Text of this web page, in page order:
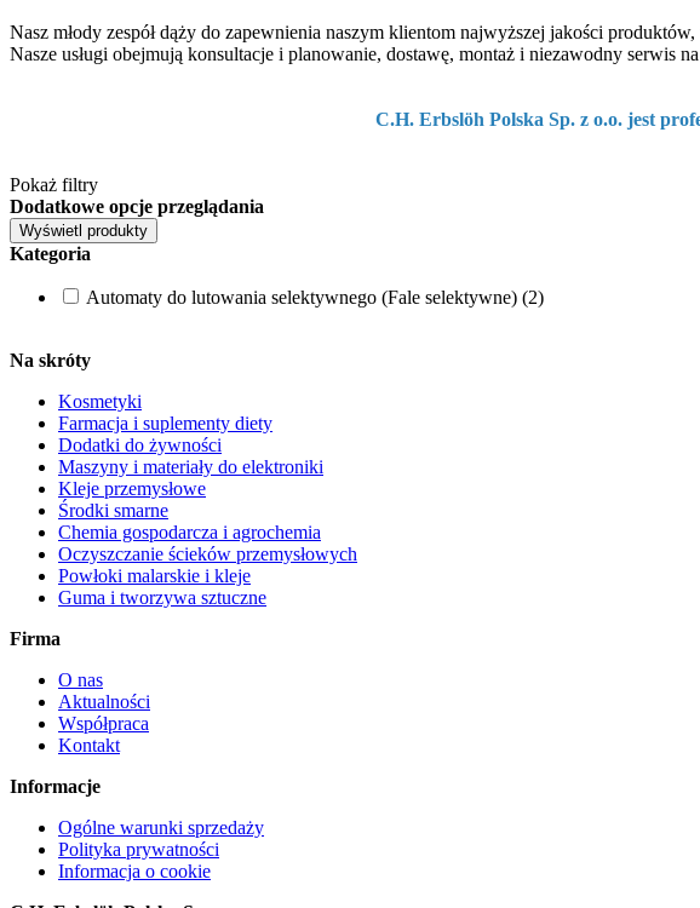
Nasz młody zespół dąży do zapewnienia naszym klientom najwyższej jakości
Nasze usługi obejmują konsultacje i planowanie, dostawę, montaż i niezawodny serwis
C.H. Erbslöh Polska Sp. z o.o. jest
Pokaż filtry
Dodatkowe opcje przeglądania
Kategoria
Automaty do lutowania selektywnego (Fale selektywne) (2)
Na skróty
Kosmetyki
Farmacja i suplementy diety
Dodatki do żywności
Maszyny i materiały do elektroniki
Kleje przemysłowe
Środki smarne
Chemia gospodarcza i agrochemia
Oczyszczanie ścieków przemysłowych
Powłoki malarskie i kleje
Guma i tworzywa sztuczne
Firma
O nas
Aktualności
Współpraca
Kontakt
Informacje
Ogólne warunki sprzedaży
Polityka prywatności
Informacja o cookie